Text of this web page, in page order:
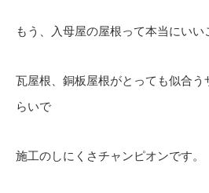
もう、入母屋の屋根って本当にいい
瓦屋根、銅板屋根がとっても似合う
らいで
施工のしにくさチャンピオンです。